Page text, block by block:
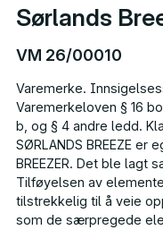
Sørlands
VM 26/00010
Varemerke.
Varemerkeloven § 16
b, og § 4 andre ledd.
SØRLANDS BREEZE er
BREEZER. Det ble lagt
Tilføyelsen av
tilstrekkelig til å veie
som de særpregede